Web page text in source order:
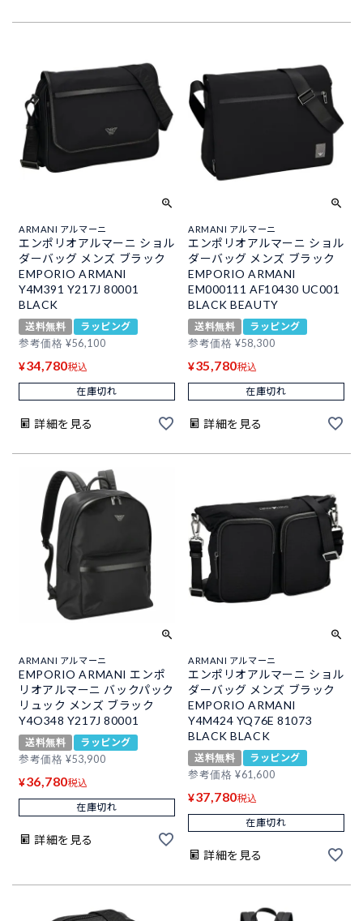
ARMANI アルマーニ
エンポリオアルマーニ ショル
ダーバッグ メンズ ブラック
EMPORIO ARMANI
Y4M391 Y217J 80001
BLACK
送料無料
ラッピング
参考価格 ¥56,100
¥34,780税込
在庫切れ
詳細を見る
ARMANI アルマーニ
エンポリオアルマーニ ショル
ダーバッグ メンズ ブラック
EMPORIO ARMANI
EM000111 AF10430 UC001
BLACK BEAUTY
送料無料
ラッピング
参考価格 ¥58,300
¥35,780税込
在庫切れ
詳細を見る
ARMANI アルマーニ
EMPORIO ARMANI エンポ
リオアルマーニ バックパック
リュック メンズ ブラック
Y4O348 Y217J 80001
送料無料
ラッピング
参考価格 ¥53,900
¥36,780税込
在庫切れ
詳細を見る
ARMANI アルマーニ
エンポリオアルマーニ ショル
ダーバッグ メンズ ブラック
EMPORIO ARMANI
Y4M424 YQ76E 81073
BLACK BLACK
送料無料
ラッピング
参考価格 ¥61,600
¥37,780税込
在庫切れ
詳細を見る